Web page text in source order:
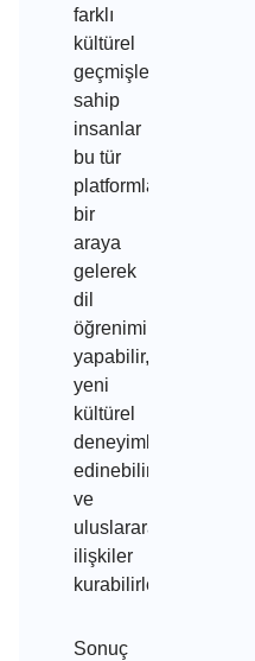
farklı
kültürel
geçmişlere
sahip
insanlar
bu tür
platformlarda
bir
araya
gelerek
dil
öğrenimi
yapabilir,
yeni
kültürel
deneyimler
edinebilir
ve
uluslararası
ilişkiler
kurabilirler.
Sonuç